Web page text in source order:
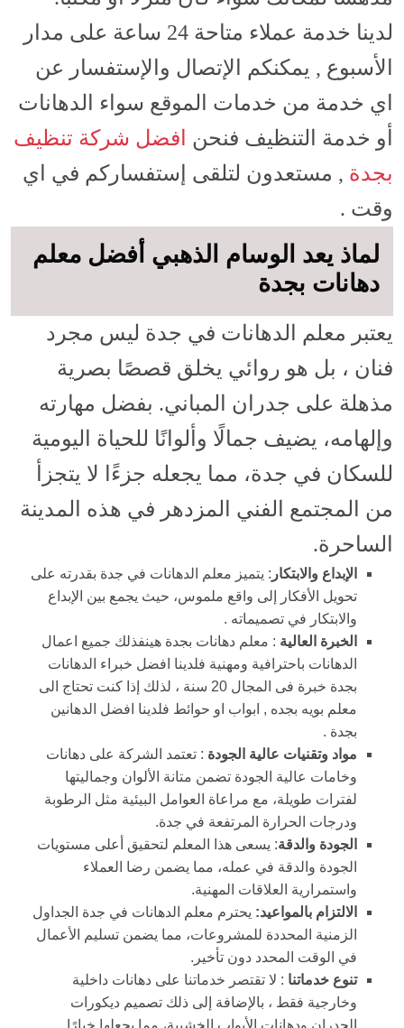
لدينا خدمة عملاء متاحة 24 ساعة على مدار
الأسبوع , يمكنكم الإتصال والإستفسار عن
اي خدمة من خدمات الموقع سواء الدهانات
أو خدمة التنظيف فنحن افضل شركة تنظيف
بجدة , مستعدون لتلقى إستفساركم في اي
وقت .
لماذ يعد الوسام الذهبي أفضل معلم
دهانات بجدة
يعتبر معلم الدهانات في جدة ليس مجرد
فنان ، بل هو روائي يخلق قصصًا بصرية
مذهلة على جدران المباني. بفضل مهارته
وإلهامه، يضيف جمالًا وألوانًا للحياة اليومية
للسكان في جدة، مما يجعله جزءًا لا يتجزأ
من المجتمع الفني المزدهر في هذه المدينة
الساحرة.
الإبداع والابتكار : يتميز معلم الدهانات في جدة بقدرته على
تحويل الأفكار إلى واقع ملموس، حيث يجمع بين الإبداع
والابتكار في تصميماته .
الخبرة العالية : معلم دهانات بجدة هينفذلك جميع اعمال
الدهانات باحترافية ومهنية فلدينا افضل خبراء الدهانات
بجدة خبرة فى المجال 20 سنة ، لذلك إذا كنت تحتاج الى
معلم بويه بجده , ابواب او حوائط فلدينا افضل الدهانين
بجدة .
مواد وتقنيات عالية الجودة : تعتمد الشركة على دهانات
وخامات عالية الجودة تضمن متانة الألوان وجماليتها
لفترات طويلة، مع مراعاة العوامل البيئية مثل الرطوبة
ودرجات الحرارة المرتفعة في جدة.
الجودة والدقة: يسعى هذا المعلم لتحقيق أعلى مستويات
الجودة والدقة في عمله، مما يضمن رضا العملاء
واستمرارية العلاقات المهنية.
الالتزام بالمواعيد: يحترم معلم الدهانات في جدة الجداول
الزمنية المحددة للمشروعات، مما يضمن تسليم الأعمال
في الوقت المحدد دون تأخير.
تنوع خدماتنا : لا تقتصر خدماتنا على دهانات داخلية
وخارجية فقط ، بالإضافة إلى ذلك تصميم ديكورات
الجدران ودهانات الأبواب الخشبية، مما يجعلها خيارًا